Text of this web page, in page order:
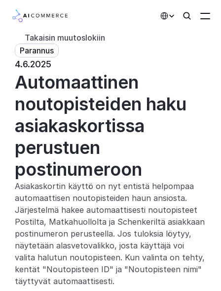
AI-toiminnot
Kumppanit
Kehittäjille
Integraatiot
Blogi
Partners
Asiakkaat
Tekoälyominaisuudet
Takaisin muutoslokiin
Parannus
4.6.2025
Automaattinen
noutopisteiden haku
asiakaskortissa
perustuen
postinumeroon
Asiakaskortin käyttö on nyt entistä helpompaa
automaattisen noutopisteiden haun ansiosta.
Järjestelmä hakee automaattisesti noutopisteet
Postilta, Matkahuollolta ja Schenkeriltä asiakkaan
postinumeron perusteella. Jos tuloksia löytyy,
näytetään alasvetovalikko, josta käyttäjä voi
valita halutun noutopisteen. Kun valinta on tehty,
kentät "Noutopisteen ID" ja "Noutopisteen nimi"
täyttyvät automaattisesti.